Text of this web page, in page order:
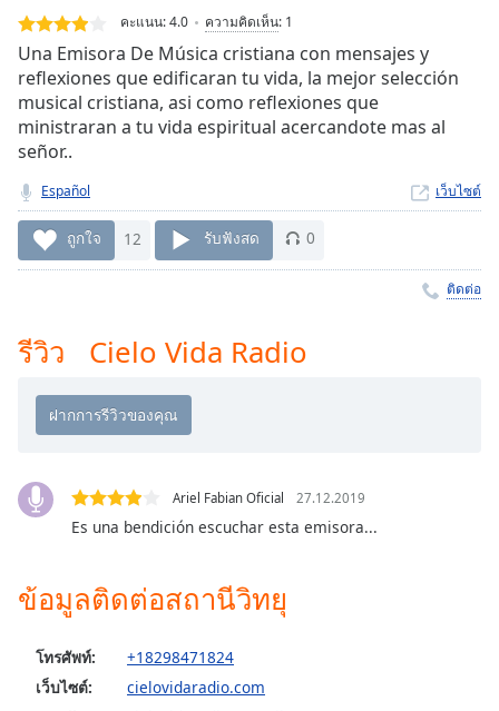
Loaded:
0.00%
Stream
TypeLIVE
Seek to
live,
currently
behind
live LIVE
Remaining
Time-
Playback
Rate
Chapters
Descriptions
descriptions
selected
subtitles
settings
คะแนน:4.0 ความคิดเห็น: 1
Una Emisora De Música cristiana con mensajes y
reflexiones que edificaran tu vida, la mejor selección
musical cristiana, asi como reflexiones que
ministraran a tu vida espiritual acercandote mas al
señor..
Español เว็บไซต์
ถูกใจ 12 รับฟังสด 0
ติดต่อ
รีวิว Cielo Vida Radio
Ariel Fabian Oficial 27.12.2019
Es una bendición escuchar esta emisora...
ข้อมูลติดต่อสถานีวิทยุ
โทรศัพท์:
+18298471824
เว็บไซต์:
cielovidaradio.com